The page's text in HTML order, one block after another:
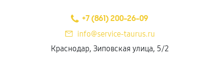
+7 (861) 200-26-09
info@service-taurus.ru
Краснодар, Зиповская улица, 5/2